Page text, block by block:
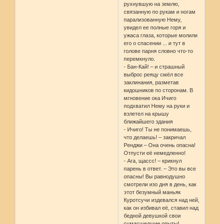
рухнувшую на землю,
связанную по рукам и ногам
парализованную Нему,
увидел ее полные горя и
ужаса глаза, которые молили
его о спасении ... и тут в
голове парня словно что-то
перемкнуло.
- Бан-Кай! – и страшный
выброс реяцу смёл все
заклинания, разметав
кидошников по сторонам. В
мгновение ока Ичиго
подхватил Нему на руки и
взлетел на крышу
ближайшего здания
- Ичиго! Ты не понимаешь,
что делаешь! – закричал
Ренджи – Она очень опасна!
Отпусти её немедленно!
- Ага, щассс! – крикнул
парень в ответ. – Это вы все
опасны! Вы равнодушно
смотрели изо дня в день, как
этот безумный маньяк
Куротсучи издевался над ней,
как он избивал её, ставил над
бедной девушкой свои